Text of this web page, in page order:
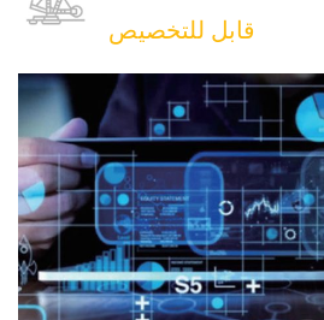
قابل للتخصيص